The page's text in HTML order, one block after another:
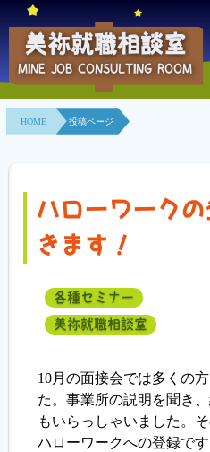
HOME
事業所紹介
相談室とは？
地域連携事業
各種セミナー
履歴書ジェネレーター
美祢就職相談室
MINE JOB CONSULTING ROOM
HOME 投稿ページ
ハローワーク
きます！
各種セミナー
美祢就職相談室
10月の面接会では多くの
た。事業所の説明を聞き
もいらっしゃいました。
ハローワークへの登録です